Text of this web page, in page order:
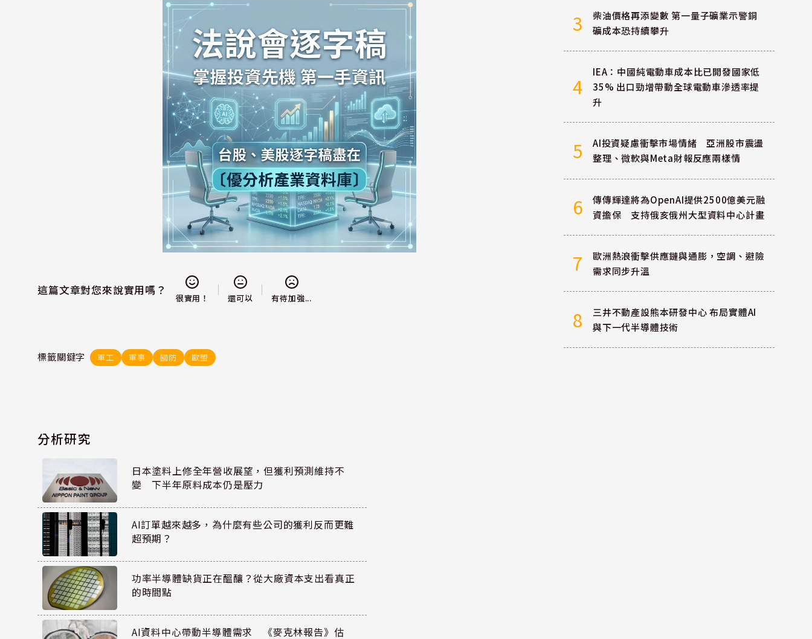
這篇文章對您來說實用嗎？
很實用！ 還可以 有待加強...
標籤關鍵字 軍工 軍事 國防 歐盟
分析研究
日本塗料上修全年營收展望，但獲利預測維持不
變 下半年原料成本仍是壓力
AI訂單越來越多，為什麼有些公司的獲利反而更難
超預期？
功率半導體缺貨正在醞釀？從大廠資本支出看真正
的時間點
AI資料中心帶動半導體需求 《麥克林報告》估
3
柴油價格再添變數 第一量子礦業示警銅
礦成本恐持續攀升
4
IEA：中國純電動車成本比已開發國家低
35% 出口勁增帶動全球電動車滲透率提
升
5
AI投資疑慮衝擊市場情緒 亞洲股市震盪
整理、微軟與Meta財報反應兩樣情
6
傳傳輝達將為OpenAI提供2500億美元融
資擔保 支持俄亥俄州大型資料中心計畫
7
歐洲熱浪衝擊供應鏈與通膨，空調、避險
需求同步升溫
8
三井不動產設熊本研發中心 布局實體AI
與下一代半導體技術